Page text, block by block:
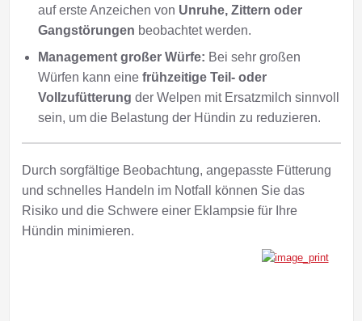
auf erste Anzeichen von Unruhe, Zittern oder
Gangstörungen beobachtet werden.
Management großer Würfe: Bei sehr großen
Würfen kann eine frühzeitige Teil- oder
Vollzufütterung der Welpen mit Ersatzmilch sinnvoll
sein, um die Belastung der Hündin zu reduzieren.
Durch sorgfältige Beobachtung, angepasste Fütterung
und schnelles Handeln im Notfall können Sie das
Risiko und die Schwere einer Eklampsie für Ihre
Hündin minimieren.